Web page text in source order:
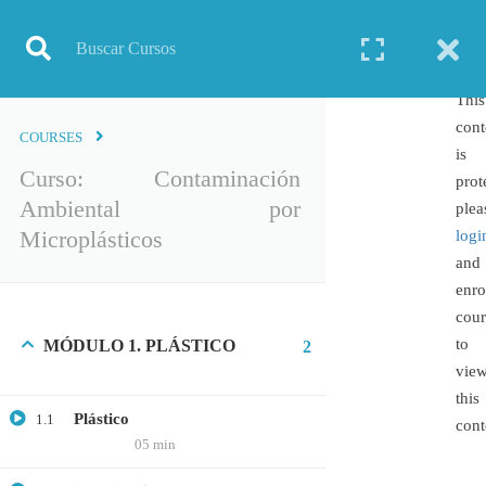
Curso: Contaminación Ambiental por Microplásticos
COURSES
Curso: Contaminación
Ambiental por
Microplásticos
MÓDULO 1. PLÁSTICO 2
1.1 Plástico
05 min
This
is
and
to
this
TODOS LOS CURSOS
BIOINFORMÁTICA
BIOTECNOLOGÍA
ESPECIALIZACIÓN